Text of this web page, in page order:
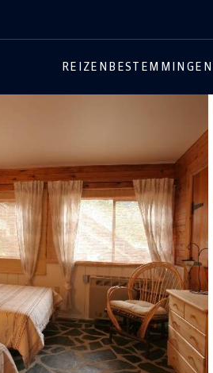
REIZEN BESTEMMINGEN